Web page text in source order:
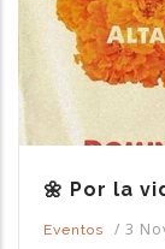
🌼 Por la
Eventos / 3